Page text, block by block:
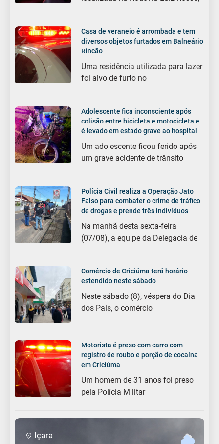
Casa de veraneio é arrombada e tem
diversos objetos furtados em Balneário
Rincão
Uma residência utilizada para lazer
foi alvo de furto no
Adolescente fica inconsciente após
colisão entre bicicleta e motocicleta e
é levado em estado grave ao hospital
Um adolescente ficou ferido após
um grave acidente de trânsito
Polícia Civil realiza a Operação Jato
Falso para combater o crime de tráfico
de drogas e prende três indivíduos
Na manhã desta sexta-feira
(07/08), a equipe da Delegacia de
Comércio de Criciúma terá horário
estendido neste sábado
Neste sábado (8), véspera do Dia
dos Pais, o comércio
Motorista é preso com carro com
registro de roubo e porção de cocaína
em Criciúma
Um homem de 31 anos foi preso
pela Polícia Militar
Içara